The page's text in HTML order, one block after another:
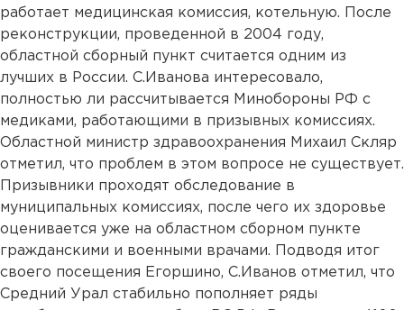
работает медицинская комиссия, котельную. После
реконструкции, проведенной в 2004 году,
областной сборный пункт считается одним из
лучших в России. С.Иванова интересовало,
полностью ли рассчитывается Минобороны РФ с
медиками, работающими в призывных комиссиях.
Областной министр здравоохранения Михаил Скляр
отметил, что проблем в этом вопросе не существует.
Призывники проходят обследование в
муниципальных комиссиях, после чего их здоровье
оценивается уже на областном сборном пункте
гражданскими и военными врачами. Подводя итог
своего посещения Егоршино, С.Иванов отметил, что
Средний Урал стабильно пополняет ряды